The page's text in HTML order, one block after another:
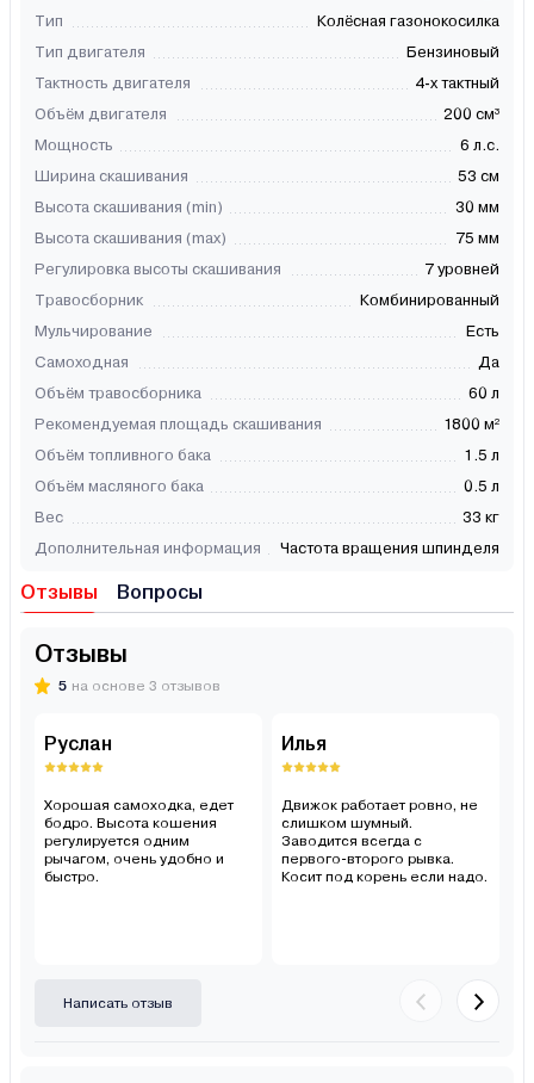
Тип
Колёсная газонокосилка
Тип двигателя
Бензиновый
Тактность двигателя
4-х тактный
Объём двигателя
200 см³
Мощность
6 л.с.
Ширина скашивания
53 см
Высота скашивания (min)
30 мм
Высота скашивания (max)
75 мм
Регулировка высоты скашивания
7 уровней
Травосборник
Комбинированный
Мульчирование
Есть
Самоходная
Да
Объём травосборника
60 л
Рекомендуемая площадь скашивания
1800 м²
Объём топливного бака
1.5 л
Объём масляного бака
0.5 л
Вес
33 кг
Дополнительная информация
Частота вращения шпинделя
Отзывы Вопросы
Отзывы
5 на основе 3 отзывов
Руслан
Хорошая самоходка, едет
бодро. Высота кошения
регулируется одним
рычагом, очень удобно и
быстро.
Илья
Движок работает ровно, не
слишком шумный.
Заводится всегда с
первого-второго рывка.
Косит под корень если надо.
Написать отзыв